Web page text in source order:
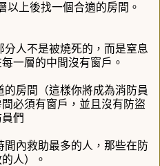
以上後找一個合適的房間。
人不是被燒死的，而是窒息
一層的中間沒有窗戶。
房間（這樣你將成為消防員
必須有窗戶，並且沒有防盜
們
內救助最多的人，那些在防
人）。